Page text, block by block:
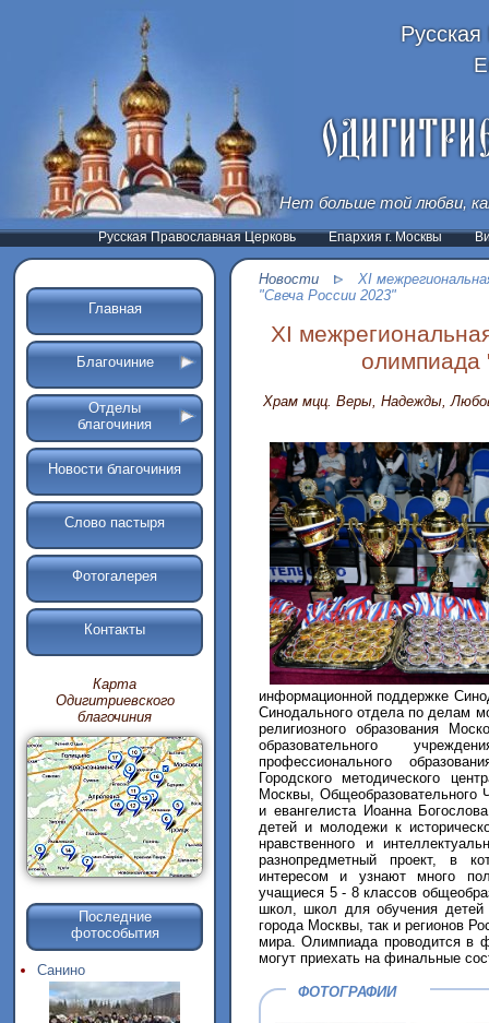
Нет больше той любви,
Русская Православная Церковь Епархия г. Москвы
Главная
Благочиние
Отделы
благочиния
Новости благочиния
Слово пастыря
Фотогалерея
Контакты
Карта
Одигитриевского
благочиния
Последние
фотособытия
Санино
Новости
XI
"Свеча России 2023"
XI
олимпиада
Храм мцц. Веры, Надежды,
информационной поддержке
Синодального отдела по делам
религиозного образования
образовательного
профессионального
Городского методического
Москвы, Общеобразовательного
и евангелиста Иоанна
детей и молодежи к
нравственного и
разнопредметный проект, в
интересом и узнают много
учащиеся 5 - 8 классов
школ, школ для обучения
города Москвы, так и регионов
мира. Олимпиада проводится в
могут приехать на финальные
ФОТОГРАФИИ